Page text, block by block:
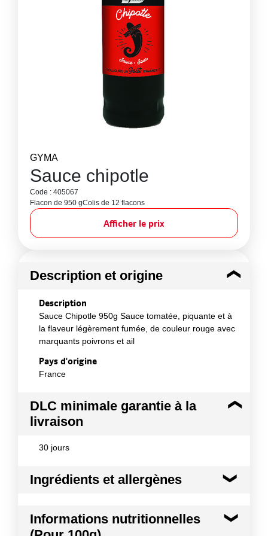
GYMA
Sauce chipotle
Code : 405067
Flacon de 950 gColis de 12 flacons
Afficher le prix
Description et origine
Description
Sauce Chipotle 950g Sauce tomatée, piquante et à
la flaveur légèrement fumée, de couleur rouge avec
marquants poivrons et ail
Pays d'origine
France
DLC minimale garantie à la
livraison
30 jours
Ingrédients et allergènes
Eau, sucre, vinaigre, purée de tomates, amidon
modifié de pomme de terre, sel, poivron rouge
Informations nutritionnelles